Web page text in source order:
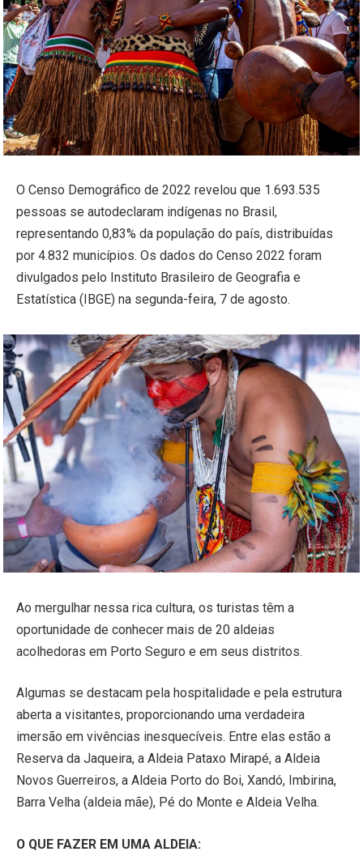
O Censo Demográfico de 2022 revelou que 1.693.535
pessoas se autodeclaram indígenas no Brasil,
representando 0,83% da população do país, distribuídas
por 4.832 municípios. Os dados do Censo 2022 foram
divulgados pelo Instituto Brasileiro de Geografia e
Estatística (IBGE) na segunda-feira, 7 de agosto.
Ao mergulhar nessa rica cultura, os turistas têm a
oportunidade de conhecer mais de 20 aldeias
acolhedoras em Porto Seguro e em seus distritos.
Algumas se destacam pela hospitalidade e pela estrutura
aberta a visitantes, proporcionando uma verdadeira
imersão em vivências inesquecíveis. Entre elas estão a
Reserva da Jaqueira, a Aldeia Pataxo Mirapé, a Aldeia
Novos Guerreiros, a Aldeia Porto do Boi, Xandó, Imbirina,
Barra Velha (aldeia mãe), Pé do Monte e Aldeia Velha.
O QUE FAZER EM UMA ALDEIA: